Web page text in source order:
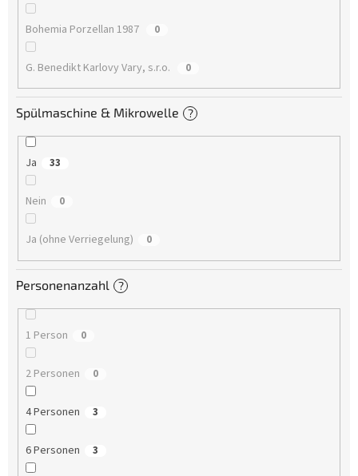
Bohemia Porzellan 1987 0
G. Benedikt Karlovy Vary, s.r.o. 0
Spülmaschine & Mikrowelle ?
Ja 33
Nein 0
Ja (ohne Verriegelung) 0
Personenanzahl ?
1 Person 0
2 Personen 0
4 Personen 3
6 Personen 3